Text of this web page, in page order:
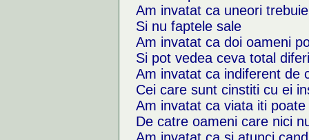
Am invatat ca uneori
Si nu faptele sale
Am invatat ca doi oameni
Si pot vedea ceva total
Am invatat ca indiferent de
Cei care sunt cinstiti cu ei
Am invatat ca viata iti
De catre oameni care nici